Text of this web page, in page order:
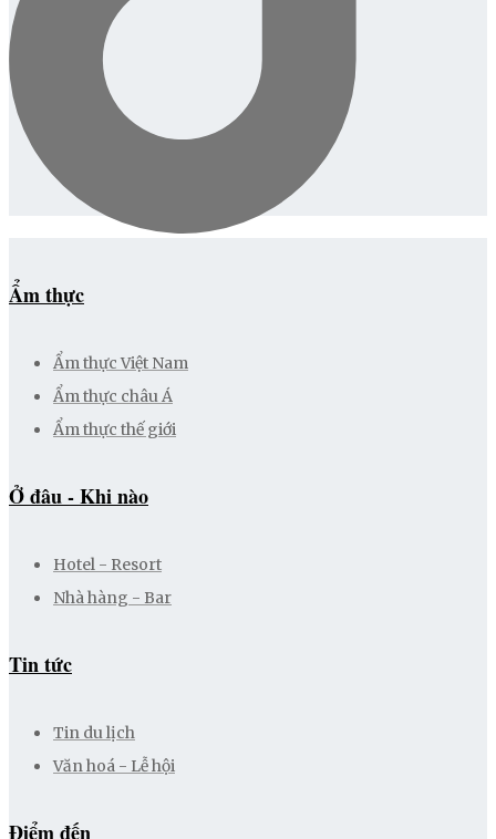
Ẩm thực
Ẩm thực Việt Nam
Ẩm thực châu Á
Ẩm thực thế giới
Ở đâu - Khi nào
Hotel - Resort
Nhà hàng - Bar
Tin tức
Tin du lịch
Văn hoá - Lễ hội
Điểm đến